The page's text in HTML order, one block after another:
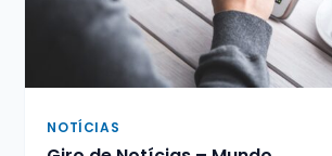
NOTÍCIAS